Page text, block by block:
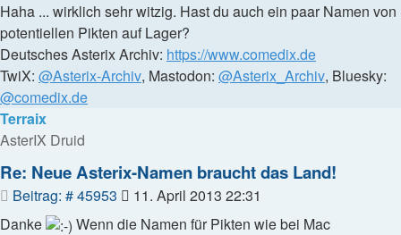
Haha ... wirklich sehr witzig. Hast du auch ein paar Namen von
potentiellen Pikten auf Lager?
Deutsches Asterix Archiv: https://www.comedix.de
TwiX: @Asterix-Archiv, Mastodon: @Asterix_Archiv, Bluesky:
@comedix.de
Terraix
AsterIX Druid
Re: Neue Asterix-Namen braucht das Land!
Beitrag: # 45953 Beitrag
11. April 2013 22:31
Danke
Wenn die Namen für Pikten wie bei Mac